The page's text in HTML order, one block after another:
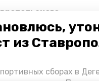
из
сборах в